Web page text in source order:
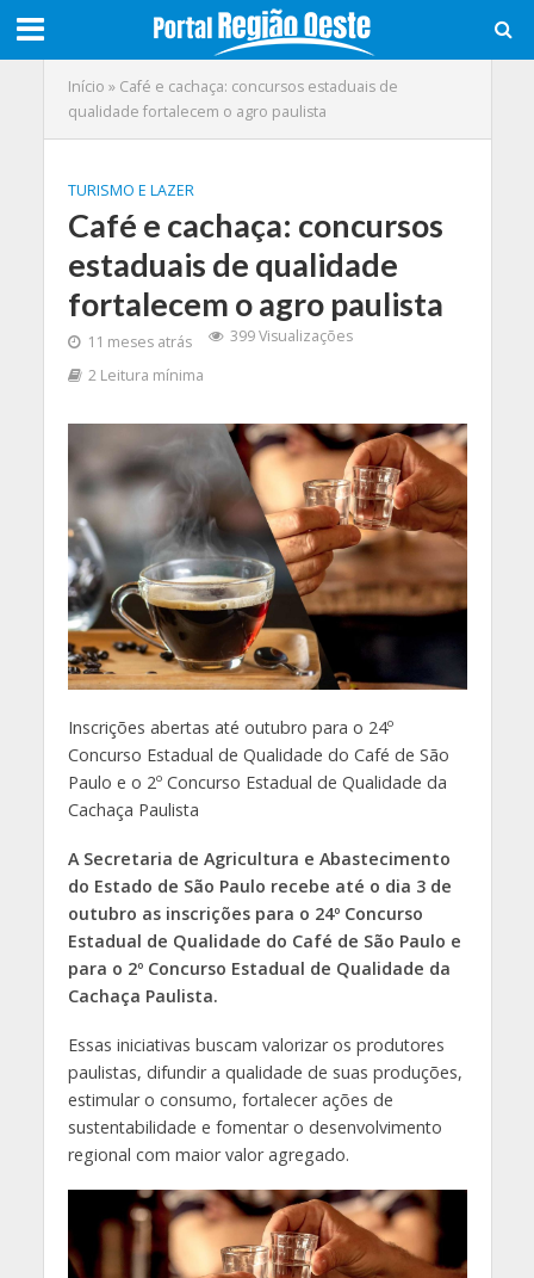
Início » Café e cachaça: concursos estaduais de
qualidade fortalecem o agro paulista
TURISMO E LAZER
Café e cachaça: concursos
estaduais de qualidade
fortalecem o agro paulista
11 meses atrás
399 Visualizações
2 Leitura mínima
Inscrições abertas até outubro para o 24º
Concurso Estadual de Qualidade do Café de São
Paulo e o 2º Concurso Estadual de Qualidade da
Cachaça Paulista
A Secretaria de Agricultura e Abastecimento
do Estado de São Paulo recebe até o dia 3 de
outubro as inscrições para o 24º Concurso
Estadual de Qualidade do Café de São Paulo e
para o 2º Concurso Estadual de Qualidade da
Cachaça Paulista.
Essas iniciativas buscam valorizar os produtores
paulistas, difundir a qualidade de suas produções,
estimular o consumo, fortalecer ações de
sustentabilidade e fomentar o desenvolvimento
regional com maior valor agregado.